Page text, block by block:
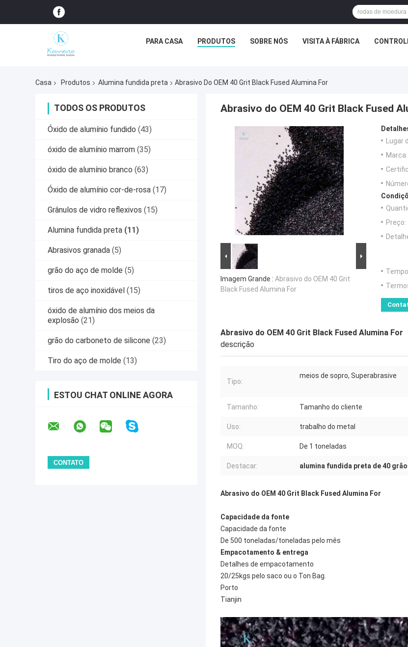
PARA CASA PRODUTOS SOBRE NÓS VISITA À FÁBRICA
Casa Produtos Alumina fundida preta Abrasivo Do OEM 40 Grit Black Fused Alumina For
TODOS OS PRODUTOS
Óxido de alumínio fundido (43)
óxido de alumínio marrom (35)
óxido de alumínio branco (63)
Óxido de alumínio cor-de-rosa (17)
Grânulos de vidro reflexivos (15)
Alumina fundida preta (11)
Abrasivos granada (5)
grão do aço de molde (5)
tiros de aço inoxidável (15)
óxido de alumínio dos meios da
explosão (21)
grão do carboneto de silicone (23)
Tiro do aço de molde (13)
ESTOU CHAT ONLINE AGORA
Abrasivo do OEM 40 Grit Black Fused
Imagem Grande : Abrasivo do OEM 40 Grit
Black Fused Alumina For
Lugar
Marca:
Preço:
Abrasivo do OEM 40 Grit Black Fused Alumina For
descrição
Tipo:
meios de sopro, Superabrasive
Tamanho: Tamanho do cliente
Uso: trabalho do metal
MOQ: De 1 toneladas
Destacar: alumina fundida preta de 40
Abrasivo do OEM 40 Grit Black Fused Alumina For
Capacidade da fonte
Capacidade da fonte
De 500 toneladas/toneladas pelo mês
Empacotamento & entrega
Detalhes de empacotamento
20/25kgs pelo saco ou o Ton Bag.
Porto
Tianjin